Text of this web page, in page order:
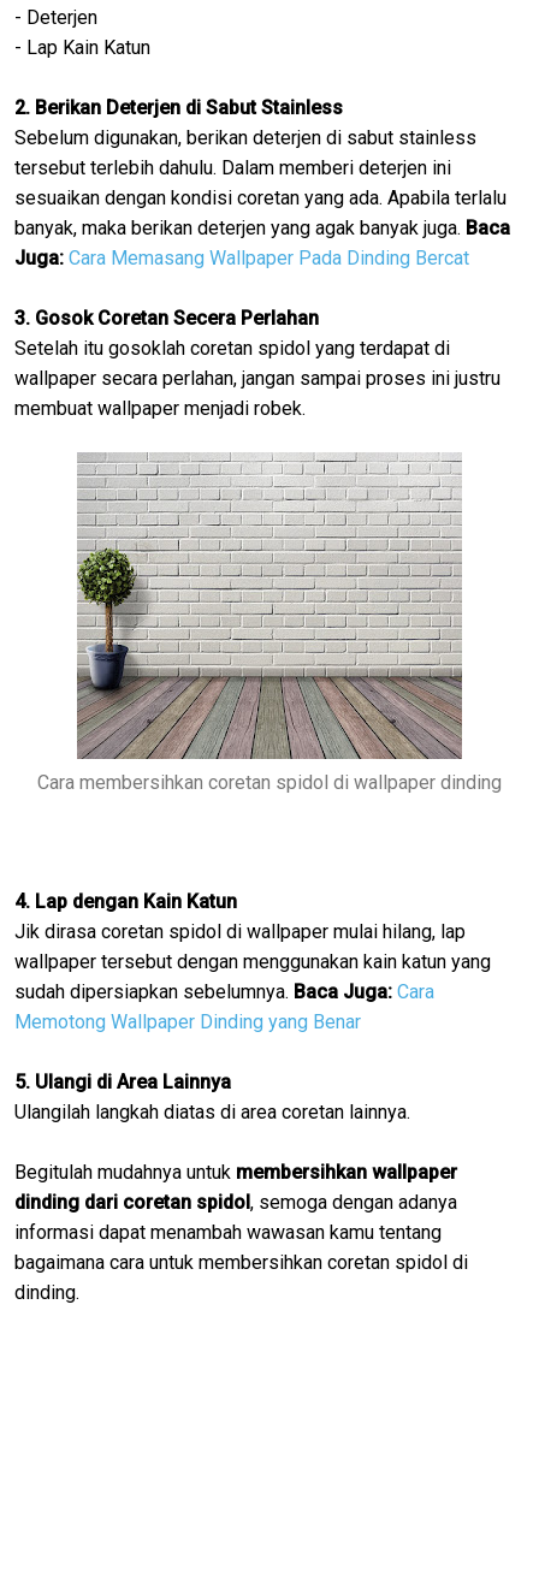
- Deterjen
- Lap Kain Katun
2. Berikan Deterjen di Sabut Stainless
Sebelum digunakan, berikan deterjen di sabut stainless
tersebut terlebih dahulu. Dalam memberi deterjen ini
sesuaikan dengan kondisi coretan yang ada. Apabila terlalu
banyak, maka berikan deterjen yang agak banyak juga. Baca
Juga: Cara Memasang Wallpaper Pada Dinding Bercat
3. Gosok Coretan Secera Perlahan
Setelah itu gosoklah coretan spidol yang terdapat di
wallpaper secara perlahan, jangan sampai proses ini justru
membuat wallpaper menjadi robek.
Cara membersihkan coretan spidol di wallpaper dinding
4. Lap dengan Kain Katun
Jik dirasa coretan spidol di wallpaper mulai hilang, lap
wallpaper tersebut dengan menggunakan kain katun yang
sudah dipersiapkan sebelumnya. Baca Juga: Cara
Memotong Wallpaper Dinding yang Benar
5. Ulangi di Area Lainnya
Ulangilah langkah diatas di area coretan lainnya.
Begitulah mudahnya untuk membersihkan wallpaper
dinding dari coretan spidol, semoga dengan adanya
informasi dapat menambah wawasan kamu tentang
bagaimana cara untuk membersihkan coretan spidol di
dinding.